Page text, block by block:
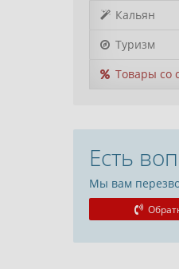
Кальян
Туризм
Товары со
Есть
Мы вам